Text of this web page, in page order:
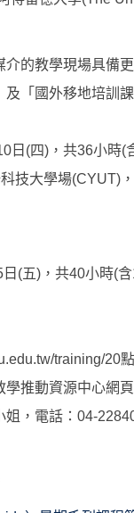
的教學現場具備
「國外移地培訓
日(四)，共36小時(
技大學場(CYUT)
(五)，共40小時(
training/20
推動資源中心網
，電話：04-